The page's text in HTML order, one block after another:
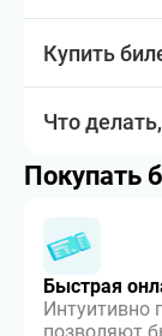
Купить
Что
Покупать
Быстрая
Интуитивно